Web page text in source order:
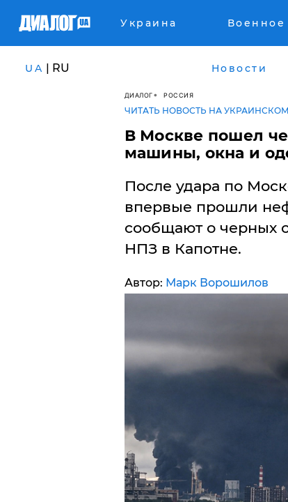
Украина Военное
UA | RU Новости
ДИАЛОГ РОССИЯ
ЧИТАТЬ НОВОСТЬ НА УКРАИНСКОМ
В Москве пошел
машины, окна и
После удара по
впервые прошли
сообщают о черных
НПЗ в Капотне.
Автор: Марк Ворошилов